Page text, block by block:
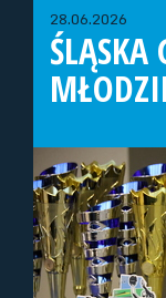
28.06.2026
ŚLĄSKA